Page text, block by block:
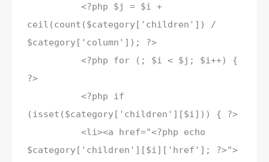
<?php $j = $i +
ceil(count($category['children']) /
$category['column']); ?>
<?php for (; $i < $j; $i++) {
?>
<?php if
(isset($category['children'][$i])) { ?>
<li><a href="<?php echo
$category['children'][$i]['href']; ?>">